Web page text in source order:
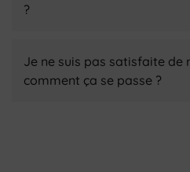
?
Je ne suis pas satisfaite de
comment ça se passe ?